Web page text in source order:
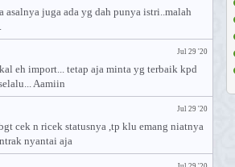
asalnya juga ada yg dah punya istri..malah
Jul 29 '20
eh import... tetap aja minta yg terbaik kpd
Aamiin
Jul 29 '20
cek n ricek statusnya ,tp klu emang niatnya
nyantai aja